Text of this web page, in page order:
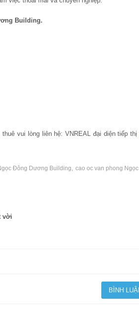
Building.
vui lòng liên hệ: VNREAL đại diện tiếp thị
Đông Dương Building
cao oc van phong Ngọc
vời